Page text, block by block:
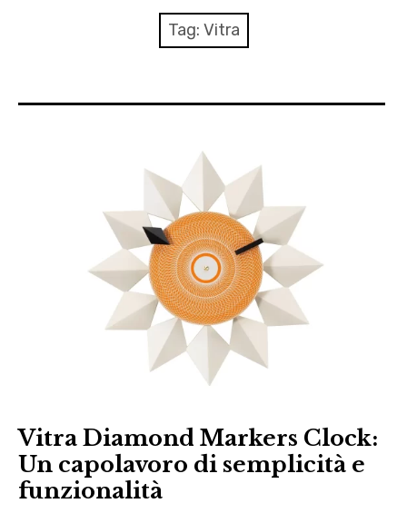
Tag: Vitra
Vitra Diamond Markers Clock:
Un capolavoro di semplicità e
funzionalità